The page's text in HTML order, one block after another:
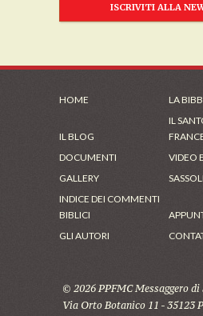
ISCRIVITI ALLA
HOME LA
IL BLOG
IL
DOCUMENTI
VIDEO
GALLERY
INDICE DEI COMMENTI
BIBLICI
GLI AUTORI
© 2026 PPFMC Messaggero
Via Orto Botanico 11 - 35123